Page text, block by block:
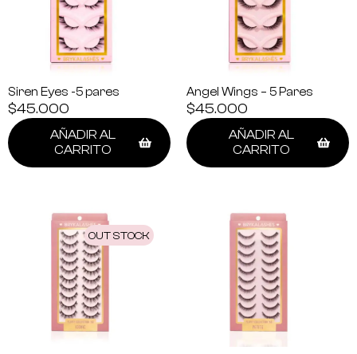
Siren Eyes -5 pares
$45.000
AÑADIR AL
CARRITO
Angel Wings – 5 Pares
$45.000
AÑADIR AL
CARRITO
OUT STOCK